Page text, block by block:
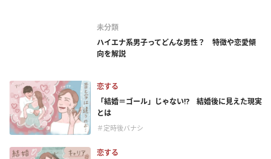
未分類
ハイエナ系男子ってどんな男性？ 特徴や恋愛傾
向を解説
恋する
「結婚＝ゴール」じゃない⁉ 結婚後に見えた現実
とは
＃定時後バナシ
恋する